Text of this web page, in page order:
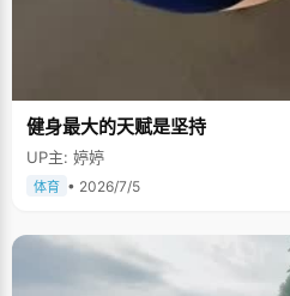
健身最大的天赋是坚持
UP主: 婷婷
体育 • 2026/7/5